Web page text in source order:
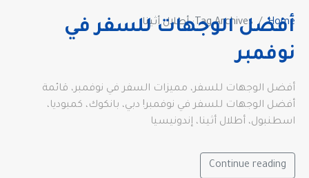
Home Tag Archives: أطلال أثينا
أفضل الوجهات للسفر في
نوفمبر
أفضل الوجهات للسفر، مميزات السفر في نوفمبر، قائمة
أفضل الوجهات للسفر في نوفمبر! دبي، بانكوك، كمبوديا،
اسطنبول، أطلال أثينا، إندونيسيا
Continue reading